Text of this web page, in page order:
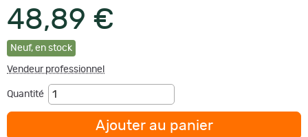
48,89 €
Neuf, en stock
Vendeur professionnel
Quantité
Ajouter au panier